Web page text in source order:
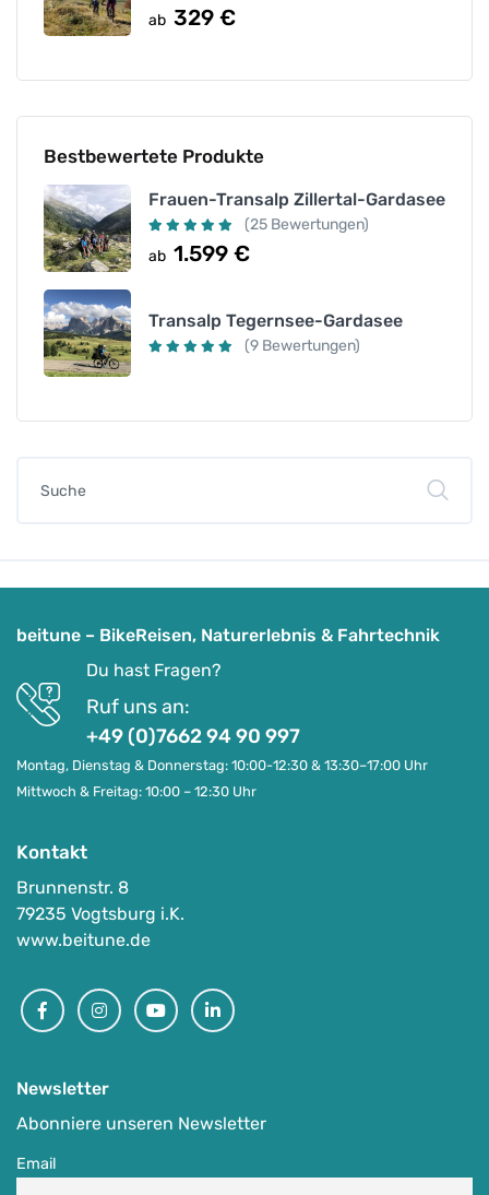
ab 329 €
Bestbewertete Produkte
Frauen-Transalp Zillertal-Gardasee
(25 Bewertungen)
ab 1.599 €
Transalp Tegernsee-Gardasee
(9 Bewertungen)
beitune – BikeReisen, Naturerlebnis & Fahrtechnik
Du hast Fragen?
Ruf uns an:
+49 (0)7662 94 90 997
Montag, Dienstag & Donnerstag: 10:00-12:30 & 13:30–17:00 Uhr
Mittwoch & Freitag: 10:00 – 12:30 Uhr
Kontakt
Brunnenstr. 8
79235 Vogtsburg i.K.
www.beitune.de
FacebookInstagramYoutubeLinkedin
Newsletter
Abonniere unseren Newsletter
Email